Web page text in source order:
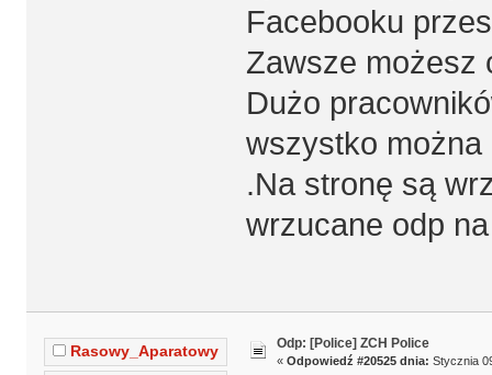
Facebooku
Zawsze możesz
Dużo
wszystko można
.Na stronę są
wrzucane odp
Rasowy_Aparatowy Odp: [Police] ZCH Police
« Odpowiedź #20525 dnia: Stycznia